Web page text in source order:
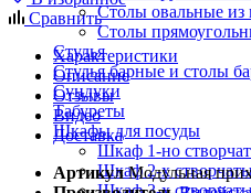
Столы овальные из
Столы
Стулья
Стулья барные и столы
Сундуки
Табуреты
Шкафы для посуды
Шкаф 1-но
Шкаф 2-х
Сравнить
Характеристики
Описание
Отзывы
Видео
Доставка
Артикул Модульная